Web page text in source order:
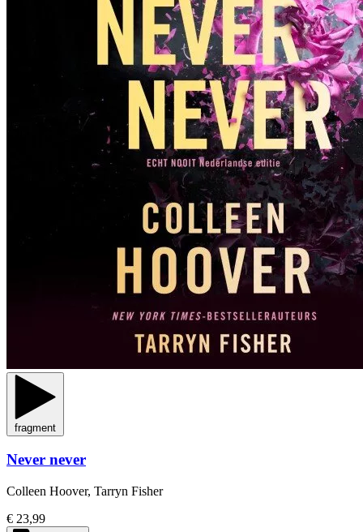
fragment
Never never
Colleen Hoover, Tarryn Fisher
€ 23,99